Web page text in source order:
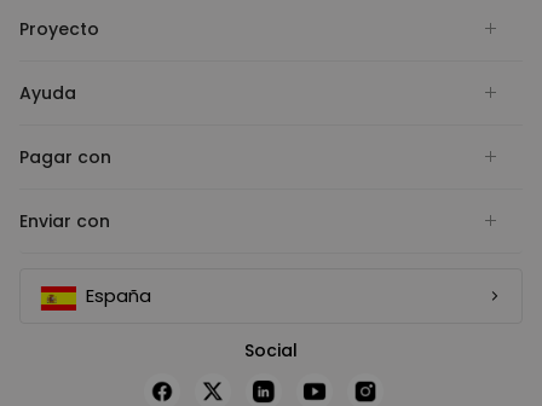
Proyecto
Ayuda
Pagar con
Enviar con
España
Social